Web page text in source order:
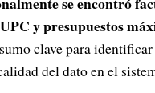
y presupuestos
clave para
del dato en el